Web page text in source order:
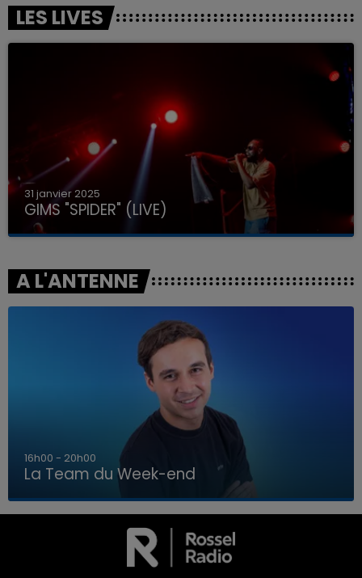
LA TEAM DU WEEK-END
LES LIVES
31 janvier 2025
GIMS "SPIDER" (LIVE)
A L'ANTENNE
7h00 - 12h00
La Team du Week-end